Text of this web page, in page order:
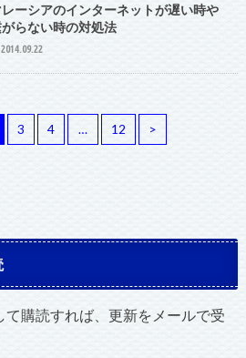
レーシアのインターネットが遅い時や
らない時の対処法
2014.09.22
3 4 … 12 >
て購読すれば、更新をメールで受